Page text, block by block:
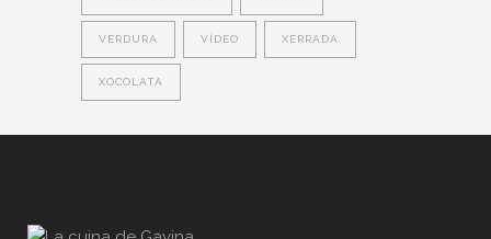
VERDURA VÍDEO XERRADA
XOCOLATA